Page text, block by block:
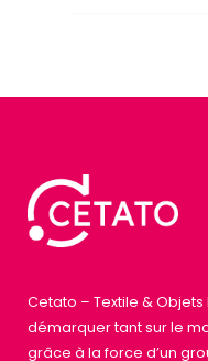
Cetato – Textile &
démarquer tant sur le
grâce à la force d’un